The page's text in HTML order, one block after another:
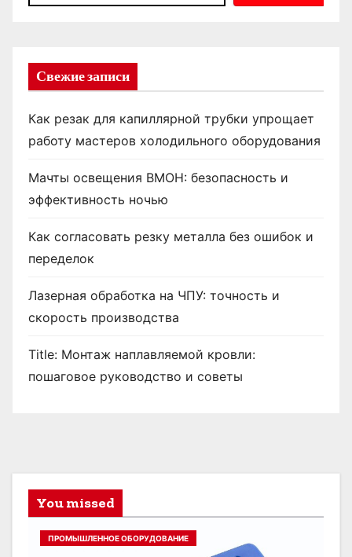
Свежие записи
Как резак для капиллярной трубки упрощает
работу мастеров холодильного оборудования
Мачты освещения ВМОН: безопасность и
эффективность ночью
Как согласовать резку металла без ошибок и
переделок
Лазерная обработка на ЧПУ: точность и
скорость производства
Title: Монтаж наплавляемой кровли:
пошаговое руководство и советы
You missed
ПРОМЫШЛЕННОЕ ОБОРУДОВАНИЕ